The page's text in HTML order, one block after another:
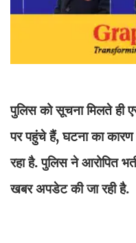
पुलिस को सूचना मिलते ही
पर पहुंचे हैं, घटना का कारण
रहा है. पुलिस ने आरोपित
खबर अपडेट की जा रही है.